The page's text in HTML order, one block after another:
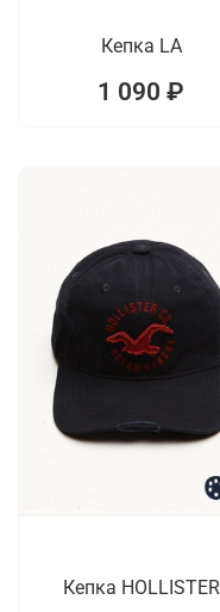
Кепка LA
1 090 ₽
Кепка HOLLISTER